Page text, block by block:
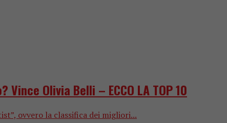
Olivia Belli – ECCO LA TOP 10
ovvero la classifica dei migliori...